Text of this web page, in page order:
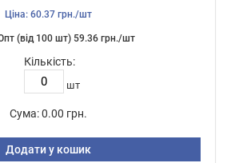
Ціна: 60.37 грн./шт
(від 100 шт) 59.36 грн./шт
Кількість:
шт
Сума: 0.00 грн.
Додати у кошик